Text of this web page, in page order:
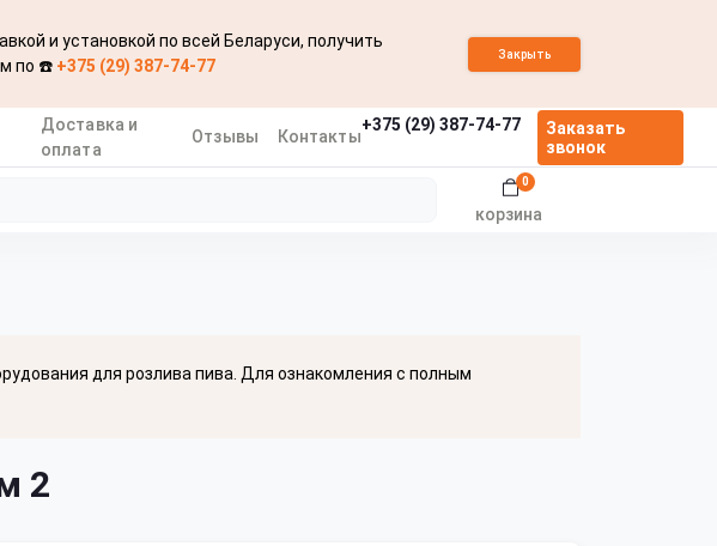
и установкой по всей Беларуси, получить
по ☎️ +375 (29) 387-74-77
Закрыть
Доставка и
оплата
Отзывы Контакты
+375 (29) 387-74-77
Заказать
звонок
корзина
0
для розлива пива. Для ознакомления с полным
2